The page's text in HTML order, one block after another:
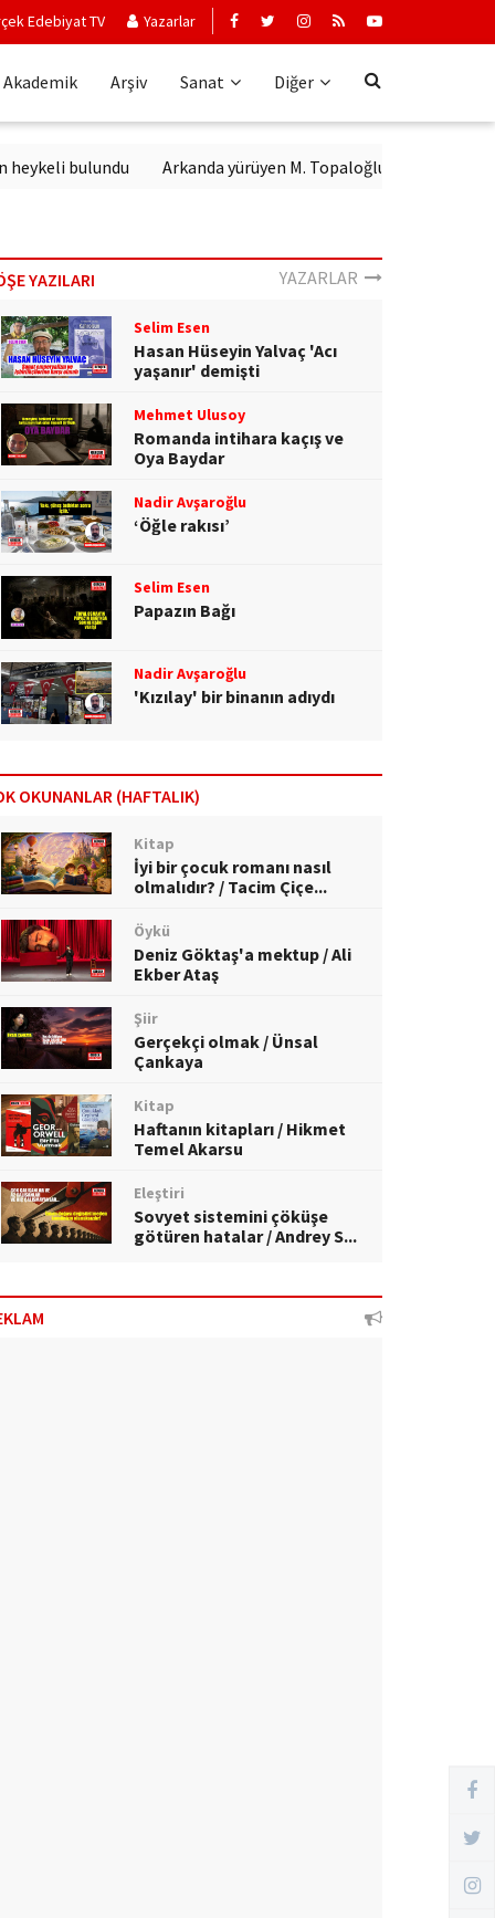
Edebiyat TV Yazarlar
Akademik Arşiv Sanat Diğer
bulundu Arkanda yürüyen M. Topaloğlu
YAZILARI YAZARLAR
Selim Esen
Hasan Hüseyin Yalvaç 'Acı
yaşanır' demişti
Mehmet Ulusoy
Romanda intihara kaçış ve
Oya Baydar
Nadir Avşaroğlu
‘Öğle rakısı’
Selim Esen
Papazın Bağı
Nadir Avşaroğlu
'Kızılay' bir binanın adıydı
OKUNANLAR (HAFTALIK)
Kitap
İyi bir çocuk romanı nasıl
olmalıdır? / Tacim Çiçe...
Öykü
Deniz Göktaş'a mektup / Ali
Ekber Ataş
Şiir
Gerçekçi olmak / Ünsal
Çankaya
Kitap
Haftanın kitapları / Hikmet
Temel Akarsu
Eleştiri
Sovyet sistemini çöküşe
götüren hatalar / Andrey S...